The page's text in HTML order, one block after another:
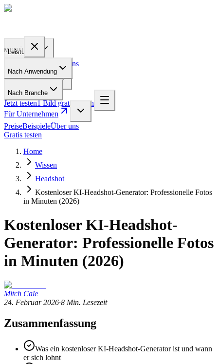
Leistungen
Über uns
Jetzt testen1 Bild gratis testen
MENÜ
Nach Anwendung
Nach Branche
Für Unternehmen
PreiseBeispieleÜber uns
Gratis testen
Home
Wissen
Headshot
Kostenloser KI-Headshot-Generator: Professionelle Fotos
in Minuten (2026)
Kostenloser KI-Headshot-
Generator: Professionelle Fotos
in Minuten (2026)
Mitch Cale
24. Februar 2026·8 Min. Lesezeit
Zusammenfassung
Was ein kostenloser KI-Headshot-Generator ist und wann
er sich lohnt